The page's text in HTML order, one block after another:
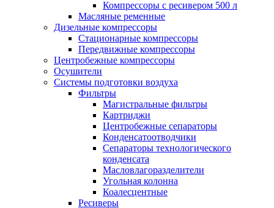
Компрессоры с ресивером 500 л
Масляные ременные
Дизельные компрессоры
Стационарные компрессоры
Передвижные компрессоры
Центробежные компрессоры
Осушители
Системы подготовки воздуха
Фильтры
Магистральные фильтры
Картриджи
Центробежные сепараторы
Конденсатоотводчики
Сепараторы технологического
конденсата
Масловлагоразделители
Угольная колонна
Коалесцентные
Ресиверы